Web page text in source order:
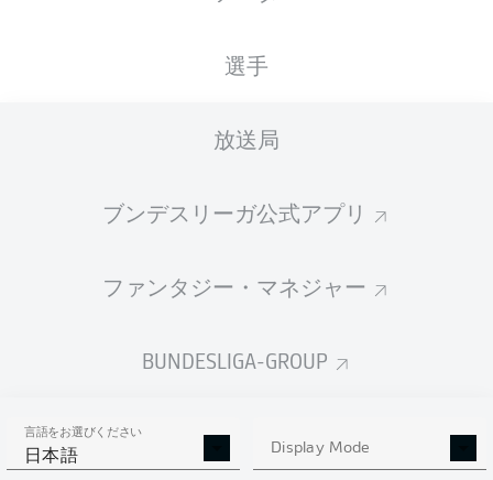
選手
放送局
ブンデスリーガ公式アプリ
ファンタジー・マネジャー
BUNDESLIGA-GROUP
言語をお選びください
日本語 Display Mode
0
0 % 成功率 0 %